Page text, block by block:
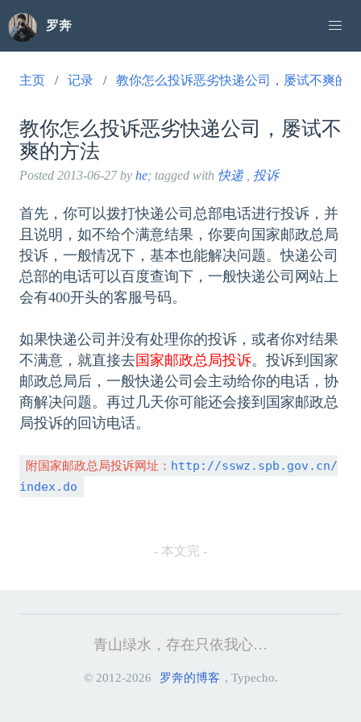
罗奔
主页 记录 教你怎么投诉恶劣快递公司，屡试不爽的
教你怎么投诉恶劣快递公司，屡试不
爽的方法
Posted 2013-06-27by he; tagged with 快递 投诉
首先，你可以拨打快递公司总部电话进行投诉，并
且说明，如不给个满意结果，你要向国家邮政总局
投诉，一般情况下，基本也能解决问题。快递公司
总部的电话可以百度查询下，一般快递公司网站上
会有400开头的客服号码。
如果快递公司并没有处理你的投诉，或者你对结果
不满意，就直接去国家邮政总局投诉。投诉到国家
邮政总局后，一般快递公司会主动给你的电话，协
商解决问题。再过几天你可能还会接到国家邮政总
局投诉的回访电话。
附国家邮政总局投诉网址： http://sswz.spb.gov.cn/
index.do
- 本文完 -
青山绿水，存在只依我心…
© 2012-2026 罗奔的博客 , Typecho.